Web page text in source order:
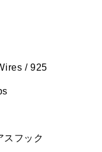
/ 925
スフック